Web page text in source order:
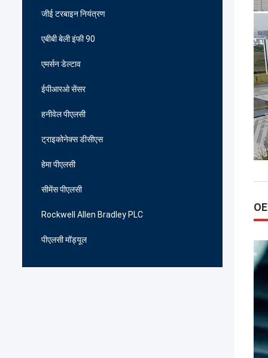
जीई टरबाइन नियंत्रण
एबीबी बेली इंफी 90
एमर्सन डेल्टाव
ईपीआरओ सेंसर
हनीवेल पीएलसी
ट्राइकोनेक्स डीसीएस
हेमा पीएलसी
सीमेंस पीएलसी
Rockwell Allen Bradley PLC
पीएलसी मॉड्यूल